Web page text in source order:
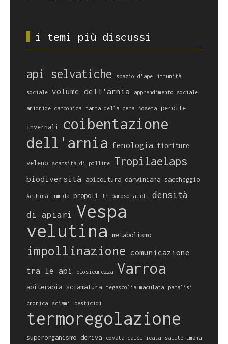
i temi più discussi
api selvatiche spazio d'ape immunità
sociale volume dell'arnia apprendimento sociale
anidride carbonica tarma della cera Nosema perdite
invernali
coibentazione
dell'arnia fenologia fioriture
veleno scarsità di polline Tropilaelaps
biodiversità apicoltura darwiniana saccheggio
Aethina tumida propoli tripanosomatidi
densità
di apiari Vespa
velutina
metabolismo
impollinazione comunicazione
tra le api
biosicurezza Varroa
apiterapia sciamatura Megascolia maculata paralisi
cronica sciami pesticidi
termoregolazione
superorganismo deriva covata calcificata salute umana